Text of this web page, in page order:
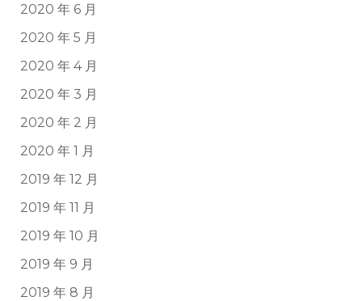
2020 年 6 月
2020 年 5 月
2020 年 4 月
2020 年 3 月
2020 年 2 月
2020 年 1 月
2019 年 12 月
2019 年 11 月
2019 年 10 月
2019 年 9 月
2019 年 8 月